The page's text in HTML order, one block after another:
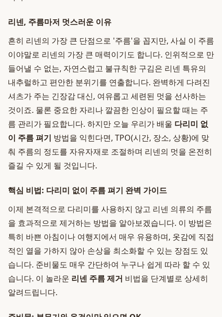
리넨, 주름마저 멋스러운 이유
흔히 리넨의 가장 큰 단점으로 '주름'을 꼽지만, 사실 이 주름
이야말로 리넨의 가장 큰 매력이기도 합니다. 인위적으로 만
들어낼 수 없는, 자연스럽고 불규칙한 구김은 리넨 특유의
내추럴하고 편안한 분위기를 연출합니다. 완벽하게 다려진
셔츠가 주는 긴장감 대신, 여유롭고 세련된 멋을 선사하는
것이죠. 물론 중요한 자리나 깔끔한 인상이 필요할 때는 주
름 관리가 필요합니다. 하지만 오늘 우리가 배울 다리미 없
이 주름 펴기 방법을 익힌다면, TPO(시간, 장소, 상황)에 맞
춰 주름의 정도를 자유자재로 조절하며 리넨의 멋을 온전히
즐길 수 있게 될 것입니다.
핵심 비법: 다리미 없이 주름 펴기 완벽 가이드
이제 본격적으로 다리미를 사용하지 않고 리넨 의류의 주름
을 효과적으로 제거하는 방법을 알아보겠습니다. 이 방법은
특히 바쁜 아침이나 여행지에서 매우 유용하며, 옷감에 직접
적인 열을 가하지 않아 손상을 최소화할 수 있는 장점도 있
습니다. 준비물도 매우 간단하여 누구나 쉽게 따라 할 수 있
습니다. 이 놀라운 리넨 주름 제거 비법을 단계별로 상세히
알려드립니다.